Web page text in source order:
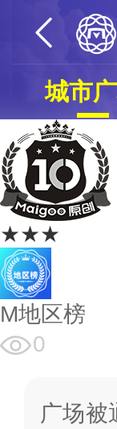
城市
★★★
M地区榜
0
广场被